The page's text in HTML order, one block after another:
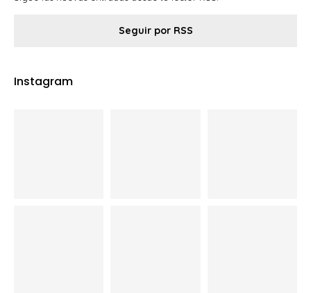
Seguir por RSS
Instagram